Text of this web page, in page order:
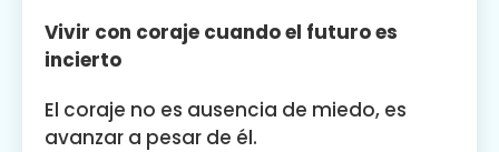
Vivir con coraje cuando el futuro es
incierto
El coraje no es ausencia de miedo, es
avanzar a pesar de él.